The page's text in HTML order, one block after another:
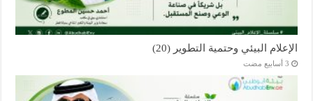
الإعلام البيئي وحتمية التطوير (20)